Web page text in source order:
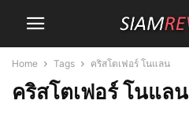
Home Tags คริสโตเฟอร์ โนแลน
คริสโตเฟอร์ โนแลน